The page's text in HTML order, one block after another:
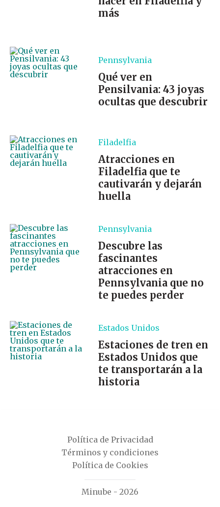
más
Pennsylvania
Qué ver en
Pensilvania: 43 joyas
ocultas que descubrir
Filadelfia
Atracciones en
Filadelfia que te
cautivarán y dejarán
huella
Pennsylvania
Descubre las
fascinantes
atracciones en
Pennsylvania que no
te puedes perder
Estados Unidos
Estaciones de tren en
Estados Unidos que
te transportarán a la
historia
Política de Privacidad
Términos y condiciones
Política de Cookies
Minube - 2026